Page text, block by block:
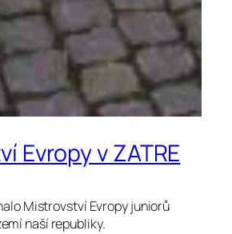
Evropy v ZATRE
Mistrovství Evropy juniorů
naší republiky.